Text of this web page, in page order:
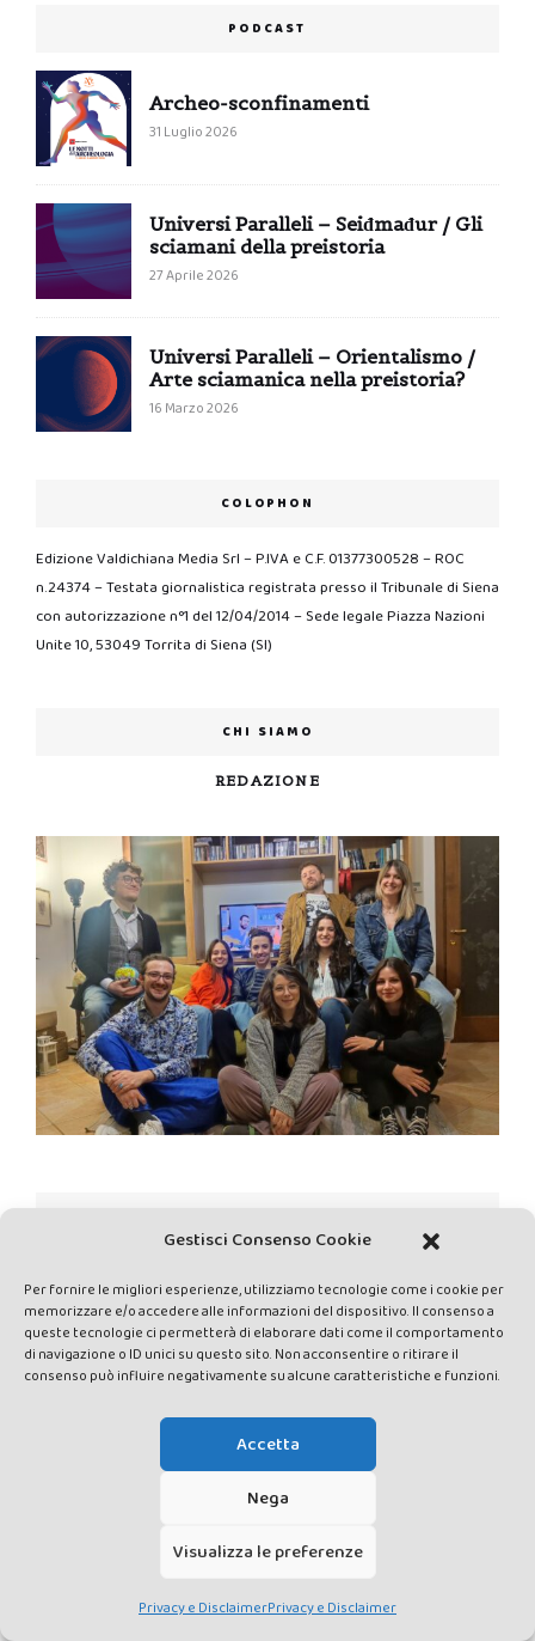
Gestisci Consenso Cookie
Per fornire le migliori esperienze, utilizziamo tecnologie come i cookie per
memorizzare e/o accedere alle informazioni del dispositivo. Il consenso a
queste tecnologie ci permetterà di elaborare dati come il comportamento
di navigazione o ID unici su questo sito. Non acconsentire o ritirare il
consenso può influire negativamente su alcune caratteristiche e funzioni.
Accetta
Nega
Visualizza le preferenze
Privacy e DisclaimerPrivacy e Disclaimer
PODCAST
Archeo-sconfinamenti
31 Luglio 2026
Universi Paralleli – Seiđmađur / Gli
sciamani della preistoria
27 Aprile 2026
Universi Paralleli – Orientalismo /
Arte sciamanica nella preistoria?
16 Marzo 2026
COLOPHON
Edizione Valdichiana Media Srl – P.IVA e C.F. 01377300528 – ROC
n.24374 – Testata giornalistica registrata presso il Tribunale di Siena
con autorizzazione n°1 del 12/04/2014 – Sede legale Piazza Nazioni
Unite 10, 53049 Torrita di Siena (SI)
CHI SIAMO
REDAZIONE